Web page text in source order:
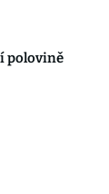
polovině